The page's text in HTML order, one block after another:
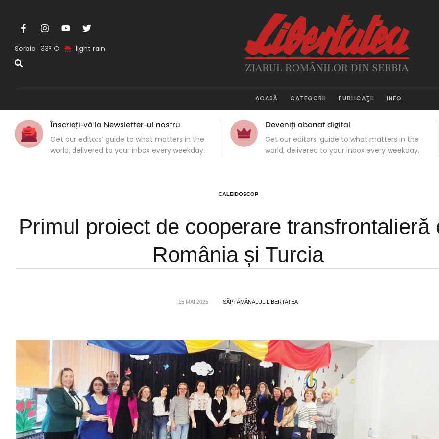
Serbia 33 light rain
ACASĂ CATEGORII PUBLICAŢII INFO
Înscrieți-vă la Newsletter-ul nostru
Get our editors’ guide to what matters in the
world, delivered to your inbox every weekday.
Deveniți abonat digital
Get our editors’ guide to what matters in the
world, delivered to your inbox every weekday.
CALEIDOSCOP
Primul proiect de cooperare transfrontalieră
România și Turcia
15 MAI 2025 SĂPTĂMÂNALUL LIBERTATEA